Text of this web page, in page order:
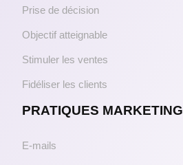
Prise de décision
Objectif atteignable
Stimuler les ventes
Fidéliser les clients
PRATIQUES MARKETING
E-mails